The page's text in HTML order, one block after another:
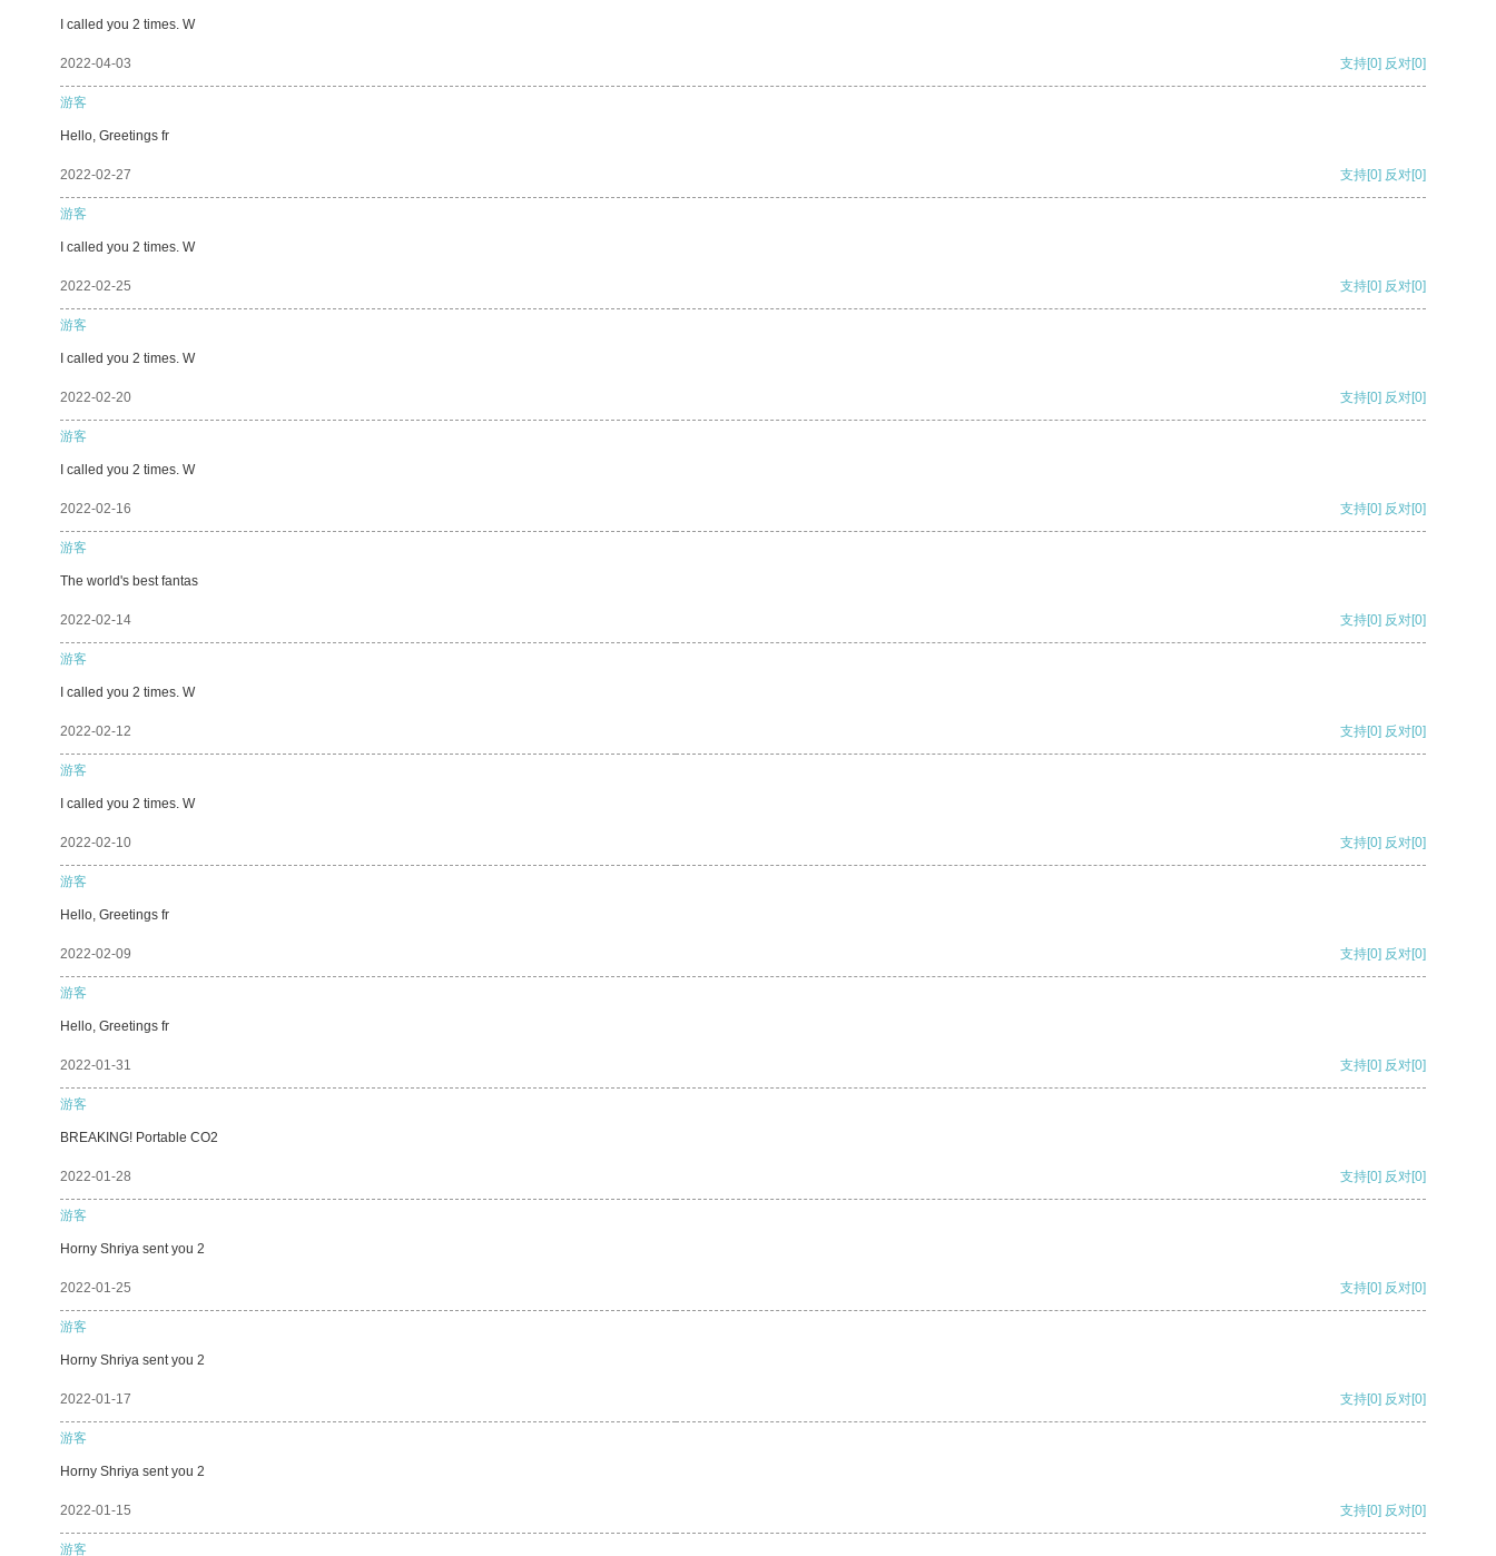
I called you 2 times. W
2022-04-03 支持[0] 反对[0]
游客
Hello, Greetings fr
2022-02-27 支持[0] 反对[0]
游客
I called you 2 times. W
2022-02-25 支持[0] 反对[0]
游客
I called you 2 times. W
2022-02-20 支持[0] 反对[0]
游客
I called you 2 times. W
2022-02-16 支持[0] 反对[0]
游客
The world's best fantas
2022-02-14 支持[0] 反对[0]
游客
I called you 2 times. W
2022-02-12 支持[0] 反对[0]
游客
I called you 2 times. W
2022-02-10 支持[0] 反对[0]
游客
Hello, Greetings fr
2022-02-09 支持[0] 反对[0]
游客
Hello, Greetings fr
2022-01-31 支持[0] 反对[0]
游客
BREAKING! Portable CO2
2022-01-28 支持[0] 反对[0]
游客
Horny Shriya sent you 2
2022-01-25 支持[0] 反对[0]
游客
Horny Shriya sent you 2
2022-01-17 支持[0] 反对[0]
游客
Horny Shriya sent you 2
2022-01-15 支持[0] 反对[0]
游客